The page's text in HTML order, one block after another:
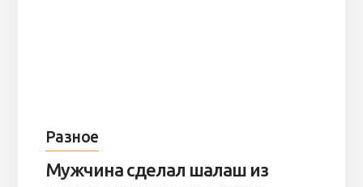
Разное
Мужчина сделал шалаш из